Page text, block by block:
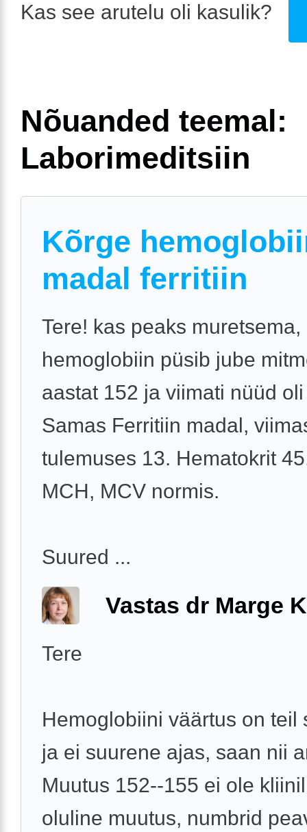
Kas see arutelu oli kasulik?
Nõuanded teemal:
Laborimeditsiin
Kõrge
madal ferritiin
Tere! kas peaks muretsema,
hemoglobiin püsib jube
aastat 152 ja viimati nüüd
Samas Ferritiin madal,
tulemuses 13. Hematokrit
MCH, MCV normis.
Suured ...
Vastas dr Marge
Tere
Hemoglobiini väärtus on teil
ja ei suurene ajas, saan nii
Muutus 152--155 ei ole
oluline muutus, numbrid